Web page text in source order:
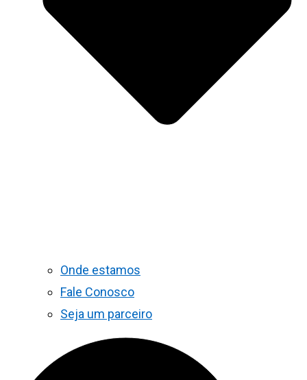
Onde estamos
Fale Conosco
Seja um parceiro